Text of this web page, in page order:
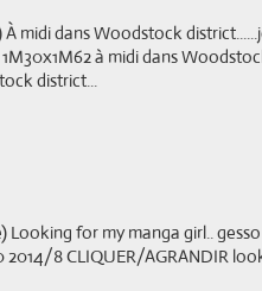
midi dans Woodstock
à midi dans
district...
for my manga girl..
2014/8 CLIQUER/AGRANDIR